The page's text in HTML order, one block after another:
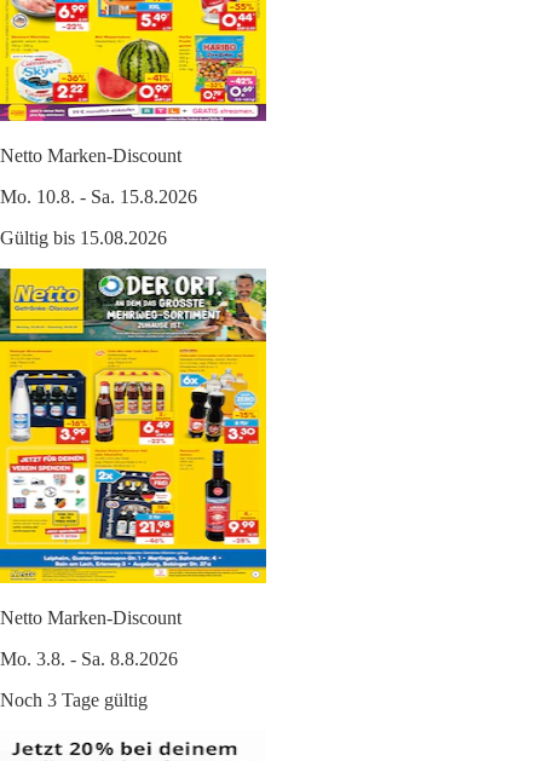
Netto Marken-Discount
Mo. 10.8. - Sa. 15.8.2026
Gültig bis 15.08.2026
Netto Marken-Discount
Mo. 3.8. - Sa. 8.8.2026
Noch 3 Tage gültig